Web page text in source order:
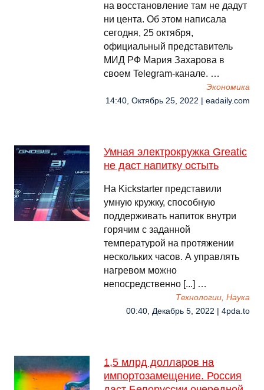
на восстановление там не дадут
ни цента. Об этом написала
сегодня, 25 октября,
официальный представитель
МИД РФ Мария Захарова в
своем Telegram-канале. …
Экономика
14:40, Октябрь 25, 2022 | eadaily.com
Умная электрокружка Greatic
не даст напитку остыть
На Kickstarter представили
умную кружку, способную
поддерживать напиток внутри
горячим с заданной
температурой на протяжении
нескольких часов. А управлять
нагревом можно
непосредственно [...] …
Технологии, Наука
00:40, Декабрь 5, 2022 | 4pda.to
1,5 млрд долларов на
импортозамещение. Россия